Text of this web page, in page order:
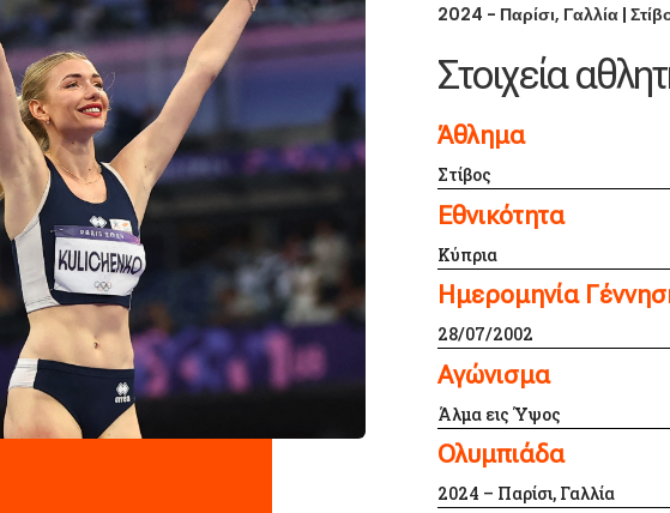
2024 - Παρίσι, Γαλλία|
Στοιχεία
Άθλημα
Στίβος
Εθνικότητα
Κύπρια
Ημερομηνία
28/07/2002
Αγώνισμα
Άλμα εις Ύψος
Ολυμπιάδα
2024 – Παρίσι, Γαλλία